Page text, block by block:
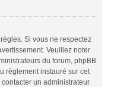
Si vous ne respectez
Veuillez noter
du forum, phpBB
règlement instauré sur cet
un administrateur